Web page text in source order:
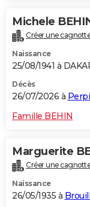
Michele
Créer une
Naissance
25/08/1941 à
Décès
26/07/2026 à
Famille BEHIN
Marguerite
Créer une
Naissance
26/05/1935 à